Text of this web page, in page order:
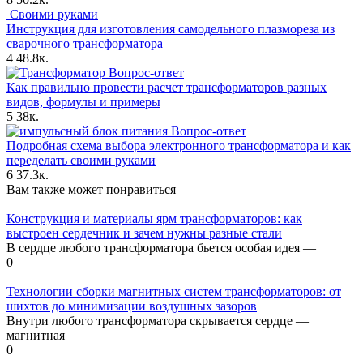
Своими руками
Инструкция для изготовления самодельного плазмореза из
сварочного трансформатора
4 48.8к.
Вопрос-ответ
Как правильно провести расчет трансформаторов разных
видов, формулы и примеры
5 38к.
Вопрос-ответ
Подробная схема выбора электронного трансформатора и как
переделать своими руками
6 37.3к.
Вам также может понравиться
Конструкция и материалы ярм трансформаторов: как
выстроен сердечник и зачем нужны разные стали
В сердце любого трансформатора бьется особая идея —
0
Технологии сборки магнитных систем трансформаторов: от
шихтов до минимизации воздушных зазоров
Внутри любого трансформатора скрывается сердце —
магнитная
0